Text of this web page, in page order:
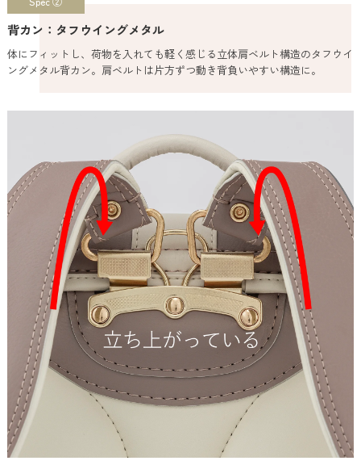
背カン：タフウイングメタル
体にフィットし、荷物を入れても軽く感じる立体肩ベルト構造のタフウイ
ングメタル背カン。肩ベルトは片方ずつ動き背負いやすい構造に。